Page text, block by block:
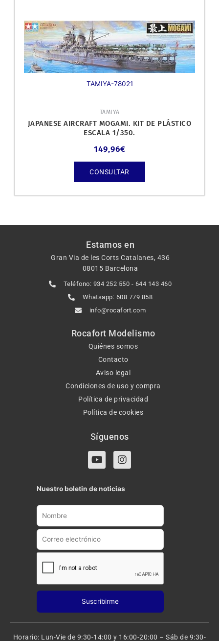
TAMIYA-78021
TAMIYA
JAPANESE AIRCRAFT MOGAMI. KIT DE PLÁSTICO
ESCALA 1/350.
149,96€
CONSULTAR
Estamos en
Gran Via de les Corts Catalanes, 436
08015 Barcelona
Teléfono: 934 252 550 - 644 143 460
Whatsapp: 608 779 858
info@rocafort.com
Rocafort Modelismo
Quiénes somos
Contacto
Aviso legal
Condiciones de uso y compra
Política de privacidad
Política de cookies
Síguenos
Y
o
t
u
b
I
n
t
a
g
a
Nuestro boletin de noticias
Horario: Lun-Vie de 9:30-14:00 y 16:00-20:00 – Sáb de 9:30-